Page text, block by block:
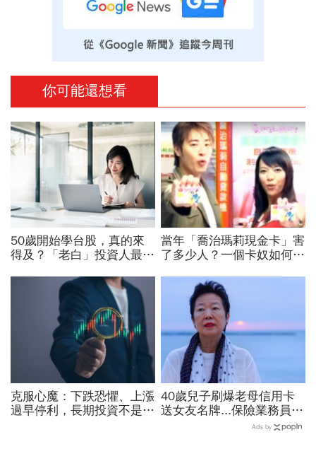
你可能還想看
50歲開始學台股，真的來
得及？「老白」投資人最常
堂建議的入門路徑
當年「喬治瑪莉現金卡」害
了多少人？一個卡奴如何把
克服心魔：下跌恐懼、上漲
過早停利，長期投資不是每
40歲兒子刷爆老母信用卡
送女友名牌...保險業務員看
「啃老」：問題不在溺愛，
Ads by